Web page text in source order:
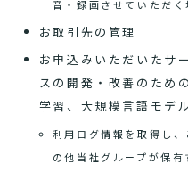
音・録画させていただく
お取引先の管理
お申込みいただいたサ
スの開発・改善のため
学習、大規模言語モデ
利用ログ情報を取得し
の他当社グループが保